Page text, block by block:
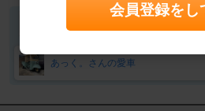
あっく。さんの愛車
会員登録をし